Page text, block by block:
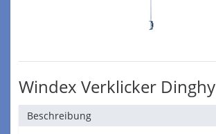
Windex Verklicker Dinghy
Beschreibung